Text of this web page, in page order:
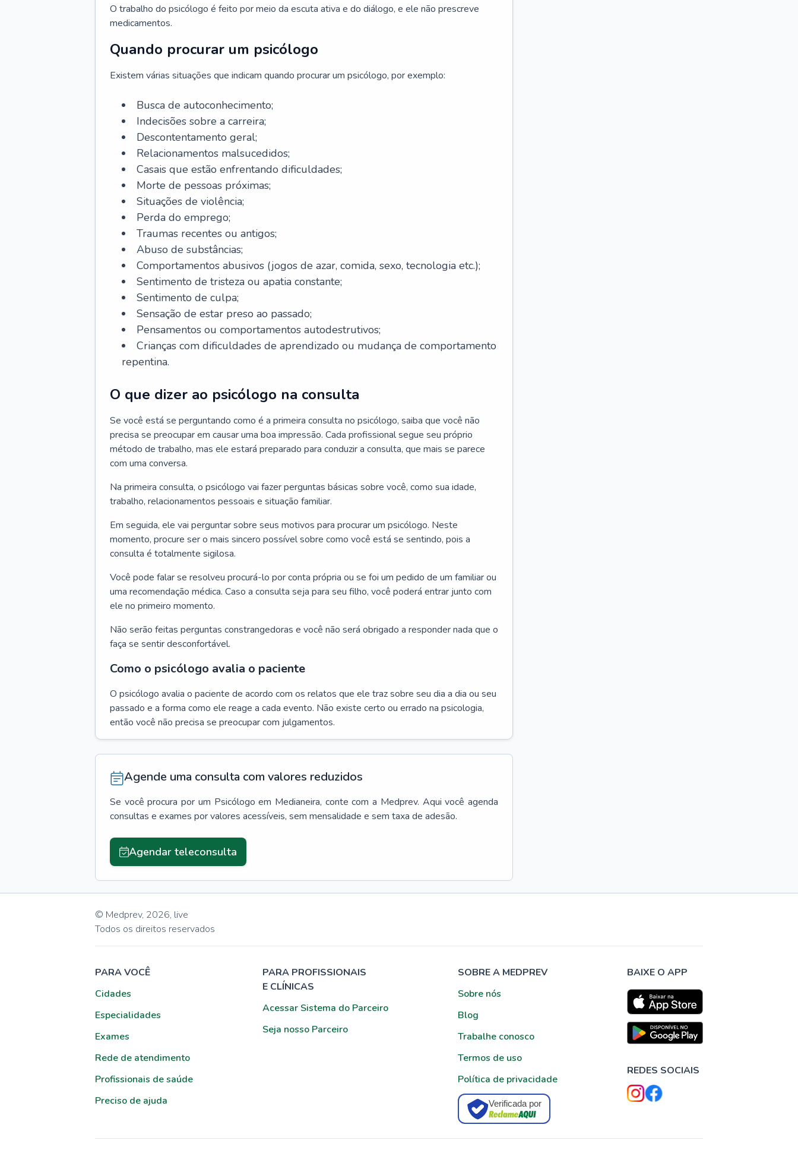
O trabalho do psicólogo é feito por meio da escuta ativa e do diálogo, e ele não prescreve
medicamentos.
Quando procurar um psicólogo
Existem várias situações que indicam quando procurar um psicólogo, por exemplo:
Busca de autoconhecimento;
Indecisões sobre a carreira;
Descontentamento geral;
Relacionamentos malsucedidos;
Casais que estão enfrentando dificuldades;
Morte de pessoas próximas;
Situações de violência;
Perda do emprego;
Traumas recentes ou antigos;
Abuso de substâncias;
Comportamentos abusivos (jogos de azar, comida, sexo, tecnologia etc.);
Sentimento de tristeza ou apatia constante;
Sentimento de culpa;
Sensação de estar preso ao passado;
Pensamentos ou comportamentos autodestrutivos;
Crianças com dificuldades de aprendizado ou mudança de comportamento
repentina.
O que dizer ao psicólogo na consulta
Se você está se perguntando como é a primeira consulta no psicólogo, saiba que você não
precisa se preocupar em causar uma boa impressão. Cada profissional segue seu próprio
método de trabalho, mas ele estará preparado para conduzir a consulta, que mais se parece
com uma conversa.
Na primeira consulta, o psicólogo vai fazer perguntas básicas sobre você, como sua idade,
trabalho, relacionamentos pessoais e situação familiar.
Em seguida, ele vai perguntar sobre seus motivos para procurar um psicólogo. Neste
momento, procure ser o mais sincero possível sobre como você está se sentindo, pois a
consulta é totalmente sigilosa.
Você pode falar se resolveu procurá-lo por conta própria ou se foi um pedido de um familiar ou
uma recomendação médica. Caso a consulta seja para seu filho, você poderá entrar junto com
ele no primeiro momento.
Não serão feitas perguntas constrangedoras e você não será obrigado a responder nada que o
faça se sentir desconfortável.
Como o psicólogo avalia o paciente
O psicólogo avalia o paciente de acordo com os relatos que ele traz sobre seu dia a dia ou seu
passado e a forma como ele reage a cada evento. Não existe certo ou errado na psicologia,
então você não precisa se preocupar com julgamentos.
Agende uma consulta com valores reduzidos
Se você procura por um Psicólogo em Medianeira, conte com a Medprev. Aqui você agenda
consultas e exames por valores acessíveis, sem mensalidade e sem taxa de adesão.
Agendar teleconsulta
© Medprev, 2026, live
Todos os direitos reservados
PARA VOCÊ
Cidades
Especialidades
Exames
Rede de atendimento
Profissionais de saúde
Preciso de ajuda
PARA PROFISSIONAIS
E CLÍNICAS
Acessar Sistema do Parceiro
Seja nosso Parceiro
SOBRE A MEDPREV
Sobre nós
Blog
Trabalhe conosco
Termos de uso
Política de privacidade
Verificada por
BAIXE O APP
REDES SOCIAIS